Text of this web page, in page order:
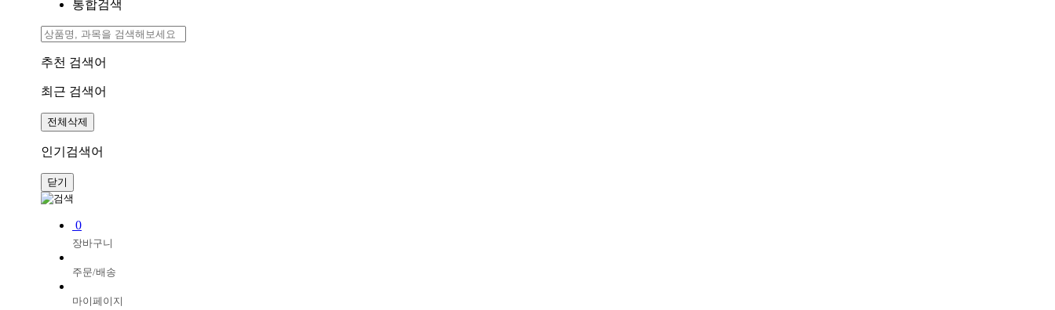
통합검색
추천 검색어
최근 검색어
전체삭제
인기검색어
닫기
0
장바구니
주문/배송
마이페이지